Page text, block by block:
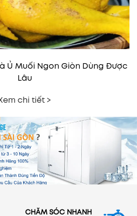
Ủ Muối Ngon Giòn Dùng Được
Lâu
chi tiết >
CHĂM SÓC NHANH